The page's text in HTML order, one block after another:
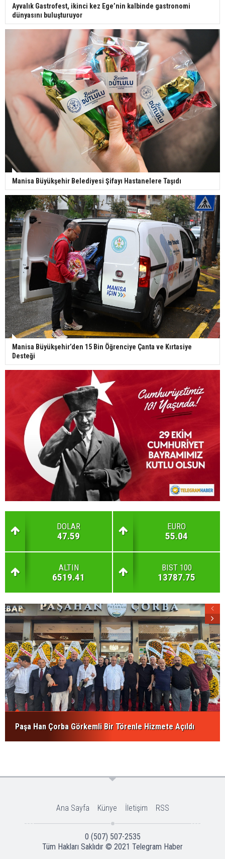
Ayvalık Gastrofest, ikinci kez Ege’nin kalbinde gastronomi
dünyasını buluşturuyor
Manisa Büyükşehir Belediyesi Şifayı Hastanelere Taşıdı
Manisa Büyükşehir’den 15 Bin Öğrenciye Çanta ve Kırtasiye
Desteği
DOLAR
47.59
EURO
55.04
ALTIN
6519.41
BIST 100
13787.75
Paşa Han Çorba Görkemli Bir Törenle Hizmete Açıldı
Ana Sayfa Künye İletişim RSS
0 (507) 507-2535
Tüm Hakları Saklıdır © 2021 Telegram Haber